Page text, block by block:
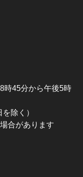
時45分から午後5時
除く）
合があります